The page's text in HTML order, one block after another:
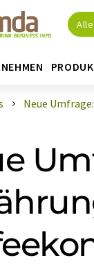
Alle
Neue